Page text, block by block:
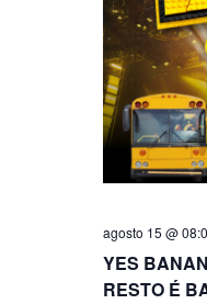
agosto 15 @
YES
RESTO É